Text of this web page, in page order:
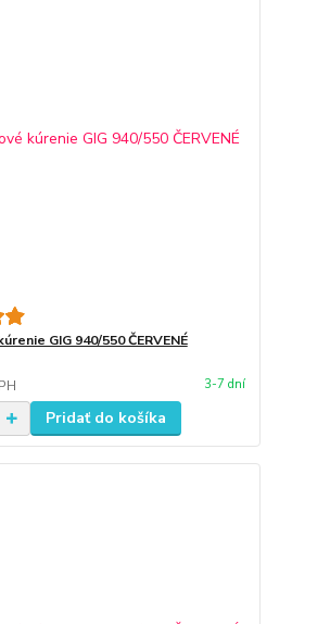
GIG 940/550 ČERVENÉ
3-7 dní
Pridať do košíka